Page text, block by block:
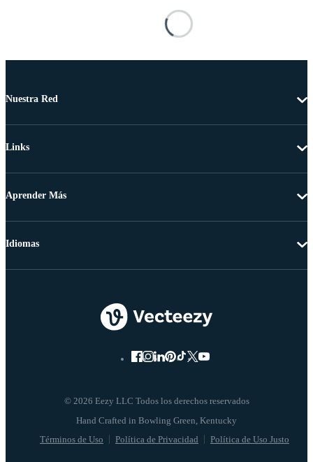
Nuestra Red
Links
Aprender Más
© 2026 Eezy LLC Todos los derechos reservados
Términos de Uso Política de Privacidad Política de Uso Justo
Idiomas